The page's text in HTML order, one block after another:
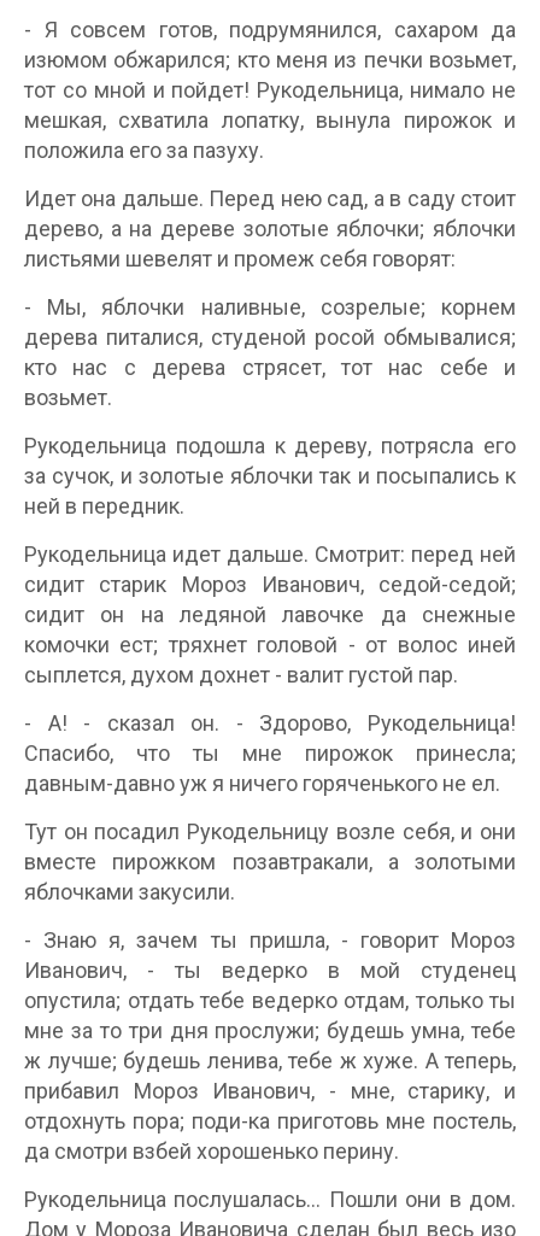
- Я совсем готов, подрумянился, сахаром да
изюмом обжарился; кто меня из печки возьмет,
тот со мной и пойдет! Рукодельница, нимало не
мешкая, схватила лопатку, вынула пирожок и
положила его за пазуху.
Идет она дальше. Перед нею сад, а в саду стоит
дерево, а на дереве золотые яблочки; яблочки
листьями шевелят и промеж себя говорят:
- Мы, яблочки наливные, созрелые; корнем
дерева питалися, студеной росой обмывалися;
кто нас с дерева стрясет, тот нас себе и
возьмет.
Рукодельница подошла к дереву, потрясла его
за сучок, и золотые яблочки так и посыпались к
ней в передник.
Рукодельница идет дальше. Смотрит: перед ней
сидит старик Мороз Иванович, седой-седой;
сидит он на ледяной лавочке да снежные
комочки ест; тряхнет головой - от волос иней
сыплется, духом дохнет - валит густой пар.
- А! - сказал он. - Здорово, Рукодельница!
Спасибо, что ты мне пирожок принесла;
давным-давно уж я ничего горяченького не ел.
Тут он посадил Рукодельницу возле себя, и они
вместе пирожком позавтракали, а золотыми
яблочками закусили.
- Знаю я, зачем ты пришла, - говорит Мороз
Иванович, - ты ведерко в мой студенец
опустила; отдать тебе ведерко отдам, только ты
мне за то три дня прослужи; будешь умна, тебе
ж лучше; будешь ленива, тебе ж хуже. А теперь,
прибавил Мороз Иванович, - мне, старику, и
отдохнуть пора; поди-ка приготовь мне постель,
да смотри взбей хорошенько перину.
Рукодельница послушалась... Пошли они в дом.
Дом у Мороза Ивановича сделан был весь изо